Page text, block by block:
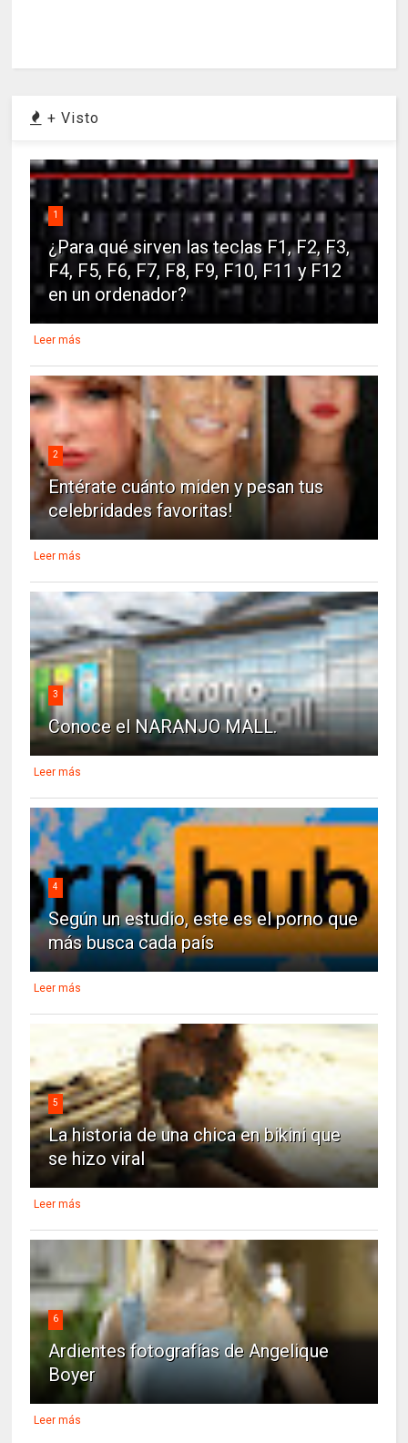
+ Visto
1
¿Para qué sirven las teclas F1, F2, F3,
F4, F5, F6, F7, F8, F9, F10, F11 y F12
en un ordenador?
Leer más
2
Entérate cuánto miden y pesan tus
celebridades favoritas!
Leer más
3
Conoce el NARANJO MALL.
Leer más
4
Según un estudio, este es el porno que
más busca cada país
Leer más
5
La historia de una chica en bikini que
se hizo viral
Leer más
6
Ardientes fotografías de Angelique
Boyer
Leer más